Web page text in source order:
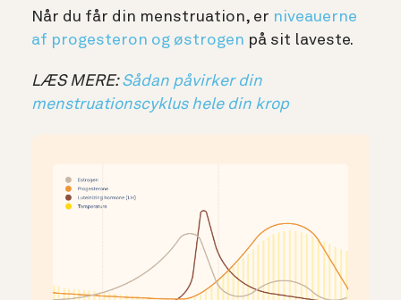
Når du får din menstruation, er niveauerne
af progesteron og østrogen på sit laveste.
LÆS MERE:Sådan påvirker din
menstruationscyklus hele din krop